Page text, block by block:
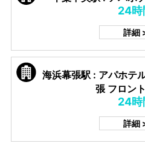
24時
詳細
海浜幕張駅 : アパホテ
張 フロン
24時
詳細